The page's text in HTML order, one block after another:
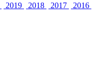
2019 2018 2017
2016